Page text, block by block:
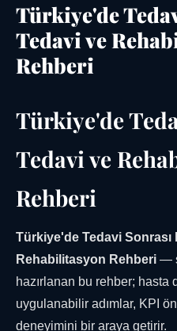
Türkiye'de
Tedavi ve
Rehberi
Türkiye'de
Tedavi ve
Rehberi
Türkiye'de Tedavi Sonrası
Rehabilitasyon Rehberi —
hazırlanan bu rehber;
uygulanabilir adımlar, KPI
deneyimini bir araya getirir.